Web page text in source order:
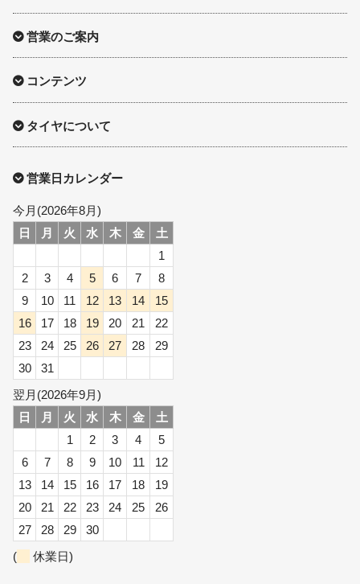
営業のご案内
コンテンツ
タイヤについて
営業日カレンダー
今月(2026年8月)
日
月 火 水 木 金
土
1
2
3 4 5 6 7
8
9
10 11 12 13 14
15
16
17 18 19 20 21
22
23
24 25 26 27 28
29
30
31
翌月(2026年9月)
日
月 火 水 木 金
土
1
2 3 4
5
6
7 8 9 10 11
12
13
14 15 16 17 18
19
20
21 22 23 24 25
26
27
28 29
30
(
休業日)